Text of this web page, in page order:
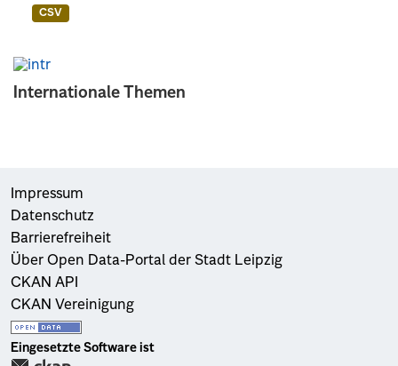
Internationale Themen
CSV
Impressum
Datenschutz
Barrierefreiheit
Über Open Data-Portal der Stadt Leipzig
CKAN API
CKAN Vereinigung
Eingesetzte Software ist